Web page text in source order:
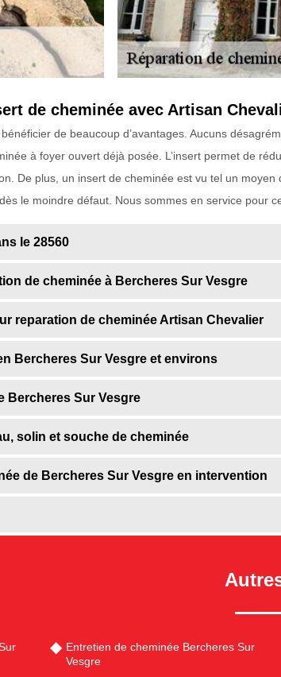
de cheminée avec Artisan
de beaucoup d’avantages. Aucuns
à foyer ouvert déjà posée. L’insert permet de
De plus, un insert de cheminée est vu tel un
le moindre défaut. Nous sommes en service pour
le 28560
de cheminée à Bercheres Sur Vesgre
reparation de cheminée Artisan Chevalier
Bercheres Sur Vesgre et environs
Bercheres Sur Vesgre
solin et souche de cheminée
de Bercheres Sur Vesgre en intervention
Entretien de cheminée Bercheres Sur
Vesgre